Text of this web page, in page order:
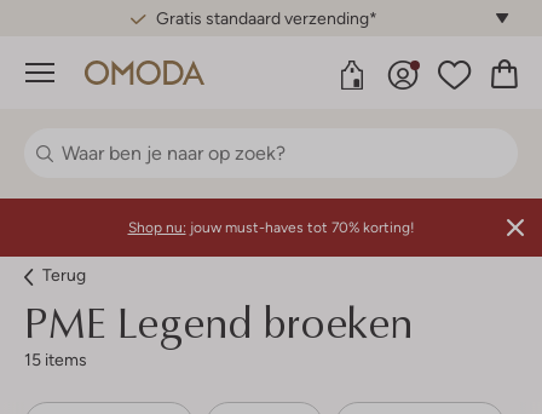
Gratis standaard verzending*
Menu
Shop nu: jouw must-haves tot 70% korting!
Terug
PME Legend broeken
15 items